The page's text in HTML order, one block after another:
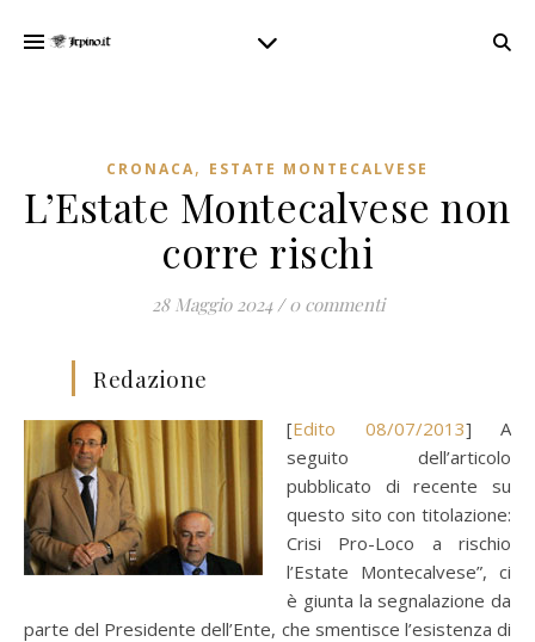
CRONACA, ESTATE MONTECALVESE
L’Estate Montecalvese non
corre rischi
28 Maggio 2024 / 0 commenti
Redazione
[ Edito 08/07/2013] A
seguito dell’articolo
pubblicato di recente su
questo sito con titolazione:
Crisi Pro-Loco a rischio
l’Estate Montecalvese”, ci
è giunta la segnalazione da
parte del Presidente dell’Ente, che smentisce l’esistenza di